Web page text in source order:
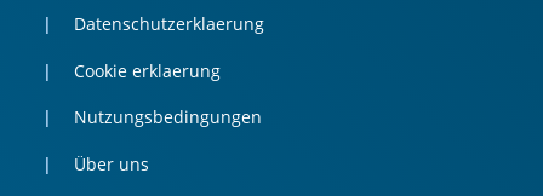
Datenschutzerklaerung
Cookie erklaerung
Nutzungsbedingungen
Über uns